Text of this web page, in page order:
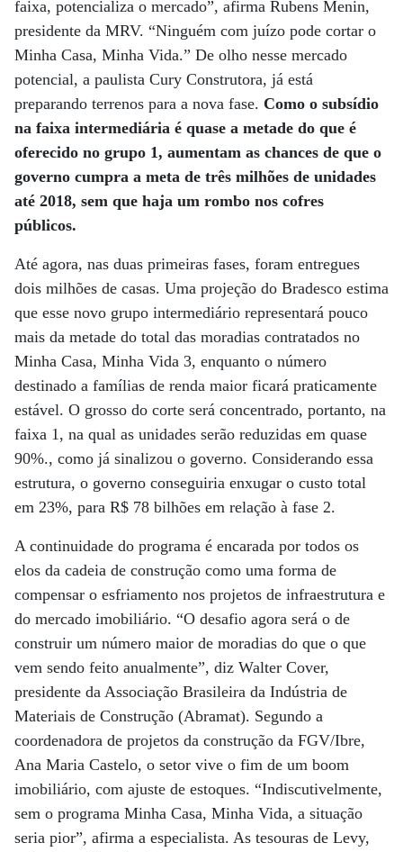
faixa, potencializa o mercado”, afirma Rubens Menin,
presidente da MRV. “Ninguém com juízo pode cortar o
Minha Casa, Minha Vida.” De olho nesse mercado
potencial, a paulista Cury Construtora, já está
preparando terrenos para a nova fase. Como o subsídio
na faixa intermediária é quase a metade do que é
oferecido no grupo 1, aumentam as chances de que o
governo cumpra a meta de três milhões de unidades
até 2018, sem que haja um rombo nos cofres
públicos.
Até agora, nas duas primeiras fases, foram entregues
dois milhões de casas. Uma projeção do Bradesco estima
que esse novo grupo intermediário representará pouco
mais da metade do total das moradias contratados no
Minha Casa, Minha Vida 3, enquanto o número
destinado a famílias de renda maior ficará praticamente
estável. O grosso do corte será concentrado, portanto, na
faixa 1, na qual as unidades serão reduzidas em quase
90%., como já sinalizou o governo. Considerando essa
estrutura, o governo conseguiria enxugar o custo total
em 23%, para R$ 78 bilhões em relação à fase 2.
A continuidade do programa é encarada por todos os
elos da cadeia de construção como uma forma de
compensar o esfriamento nos projetos de infraestrutura e
do mercado imobiliário. “O desafio agora será o de
construir um número maior de moradias do que o que
vem sendo feito anualmente”, diz Walter Cover,
presidente da Associação Brasileira da Indústria de
Materiais de Construção (Abramat). Segundo a
coordenadora de projetos da construção da FGV/Ibre,
Ana Maria Castelo, o setor vive o fim de um boom
imobiliário, com ajuste de estoques. “Indiscutivelmente,
sem o programa Minha Casa, Minha Vida, a situação
seria pior”, afirma a especialista. As tesouras de Levy,